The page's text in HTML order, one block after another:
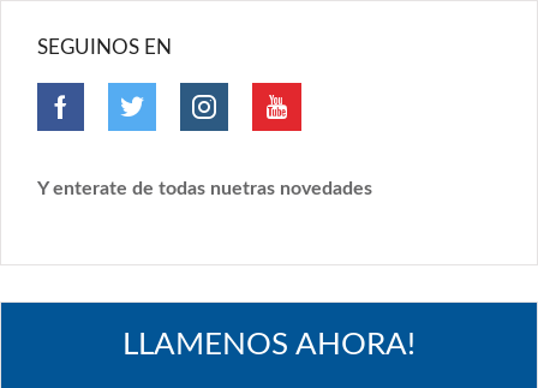
SEGUINOS EN
Y enterate de todas nuetras novedades
LLAMENOS AHORA!